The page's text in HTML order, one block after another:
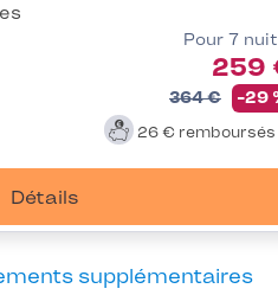
Pour 7
259
364 € -29
26 € remboursés
Détails
supplémentaires